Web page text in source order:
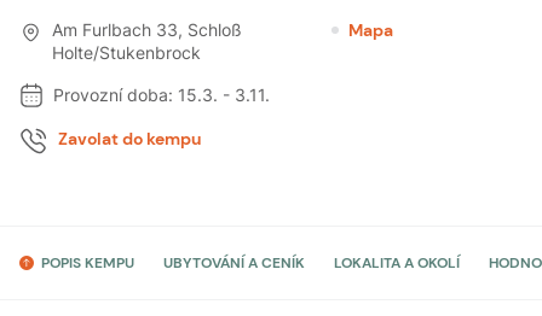
Am Furlbach 33, Schloß
Holte/Stukenbrock
Mapa
Provozní doba: 15.3. - 3.11.
Zavolat do kempu
POPIS KEMPU UBYTOVÁNÍ A CENÍK LOKALITA A OKOLÍ